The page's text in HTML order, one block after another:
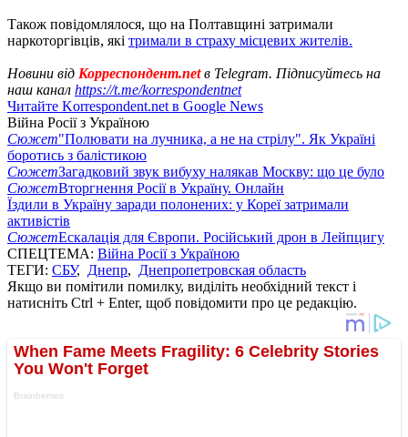
Також повідомлялося, що на Полтавщині затримали
наркоторгівців, які тримали в страху місцевих жителів.
Новини від Корреспондент.netв Telegram. Підписуйтесь на
наш канал https://t.me/korrespondentnet
Читайте Korrespondent.net в Google News
Війна Росії з Україною
Сюжет"Полювати на лучника, а не на стрілу". Як Україні
боротись з балістикою
СюжетЗагадковий звук вибуху налякав Москву: що це було
СюжетВторгнення Росії в Україну. Онлайн
Їздили в Україну заради полонених: у Кореї затримали
активістів
СюжетЕскалація для Європи. Російський дрон в Лейпцигу
СПЕЦТЕМА: Війна Росії з Україною
ТЕГИ: СБУ, Днепр, Днепропетровская область
Якщо ви помітили помилку, виділіть необхідний текст і
натисніть Ctrl + Enter, щоб повідомити про це редакцію.